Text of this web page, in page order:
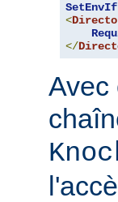
SetEnvIf
<
</
Avec